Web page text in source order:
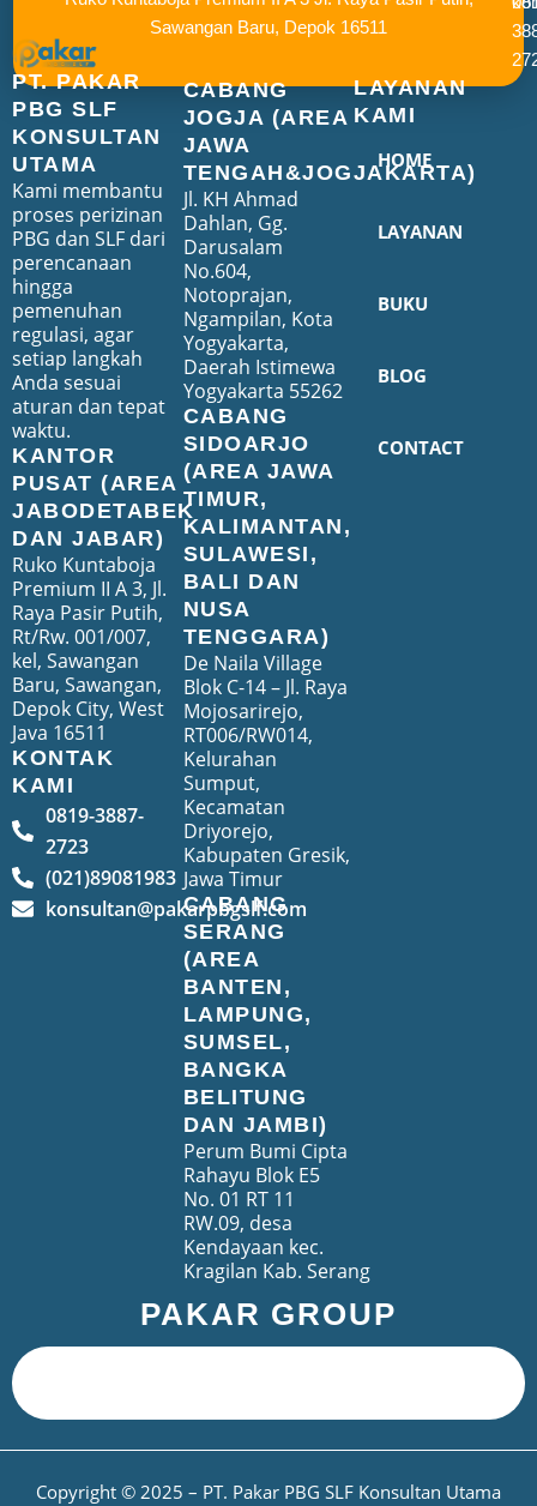
Sawangan Baru, Depok 16511
PT. PAKAR
PBG SLF
KONSULTAN
UTAMA
Kami membantu
proses perizinan
PBG dan SLF dari
perencanaan
hingga
pemenuhan
regulasi, agar
setiap langkah
Anda sesuai
aturan dan tepat
waktu.
KANTOR
PUSAT (AREA
JABODETABEK
DAN JABAR)
Ruko Kuntaboja
Premium II A 3, Jl.
Raya Pasir Putih,
Rt/Rw. 001/007,
kel, Sawangan
Baru, Sawangan,
Depok City, West
Java 16511
KONTAK
KAMI
0819-3887-
2723
(021)89081983
konsultan@pakarpbgslf.com
CABANG
JOGJA (AREA
JAWA
TENGAH&JOGJAKARTA)
Jl. KH Ahmad
Dahlan, Gg.
Darusalam
No.604,
Notoprajan,
Ngampilan, Kota
Yogyakarta,
Daerah Istimewa
Yogyakarta 55262
CABANG
SIDOARJO
(AREA JAWA
TIMUR,
KALIMANTAN,
SULAWESI,
BALI DAN
NUSA
TENGGARA)
De Naila Village
Blok C-14 – Jl. Raya
Mojosarirejo,
RT006/RW014,
Kelurahan
Sumput,
Kecamatan
Driyorejo,
Kabupaten Gresik,
Jawa Timur
CABANG
SERANG
(AREA
BANTEN,
LAMPUNG,
SUMSEL,
BANGKA
BELITUNG
DAN JAMBI)
Perum Bumi Cipta
Rahayu Blok E5
No. 01 RT 11
RW.09, desa
Kendayaan kec.
Kragilan Kab. Serang
LAYANAN
KAMI
HOME
LAYANAN
BUKU
BLOG
CONTACT
PAKAR GROUP
Copyright © 2025 – PT. Pakar PBG SLF Konsultan Utama